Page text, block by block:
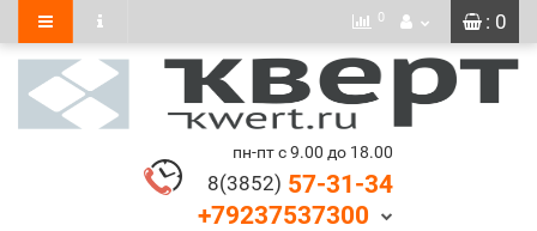
: 0
0
пн-пт с 9.00 до 18.00
8(3852) 57-31-34
+79237537300